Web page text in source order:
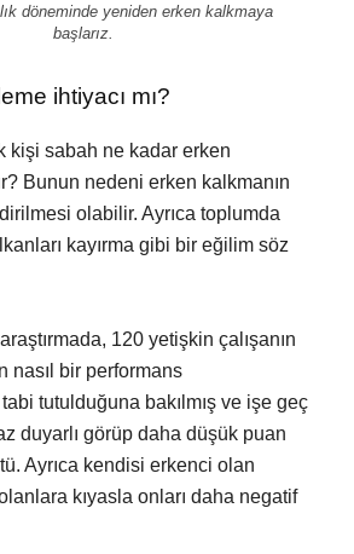
döneminde yeniden erken kalkmaya
başlarız.
ihtiyacı mı?
kişi sabah ne kadar erken
Bunun nedeni erken kalkmanın
olabilir. Ayrıca toplumda
kayırma gibi bir eğilim söz
120 yetişkin çalışanın
nasıl bir performans
tutulduğuna bakılmış ve işe geç
duyarlı görüp daha düşük puan
Ayrıca kendisi erkenci olan
kıyasla onları daha negatif